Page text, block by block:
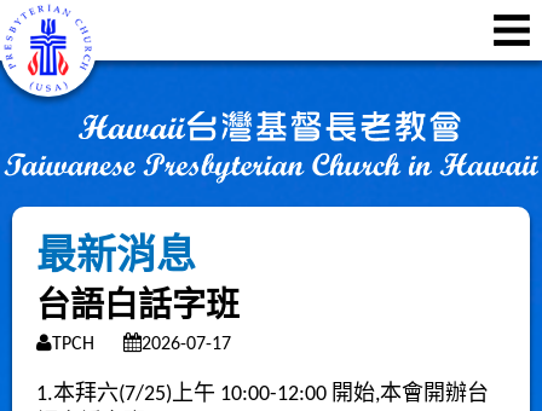
最新消息
台語白話字班
TPCH 2026-07-17
1.本拜六(7/25)上午 10:00-12:00 開始,本會開辦台